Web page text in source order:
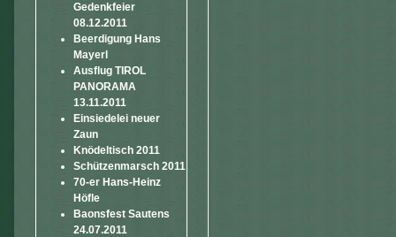
Gedenkfeier
08.12.2011
Beerdigung Hans
Mayerl
Ausflug TIROL
PANORAMA
13.11.2011
Einsiedelei neuer
Zaun
Knödeltisch 2011
Schützenmarsch 2011
70-er Hans-Heinz
Höfle
Baonsfest Sautens
24.07.2011